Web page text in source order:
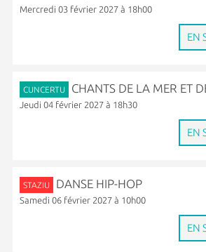
Mercredi 03 février 2027 à 18h00
EN
CUNCERTU CHANTS DE LA MER ET
Jeudi 04 février 2027 à 18h30
EN
STAZIU DANSE HIP-HOP
Samedi 06 février 2027 à 10h00
EN